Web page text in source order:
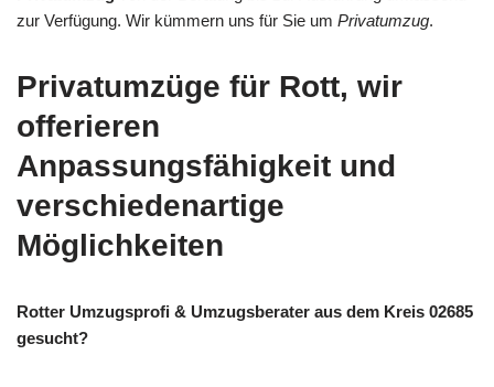
zur Verfügung. Wir kümmern uns für Sie um Privatumzug.
Privatumzüge für Rott, wir
offerieren
Anpassungsfähigkeit und
verschiedenartige
Möglichkeiten
Rotter Umzugsprofi & Umzugsberater aus dem Kreis 02685
gesucht?